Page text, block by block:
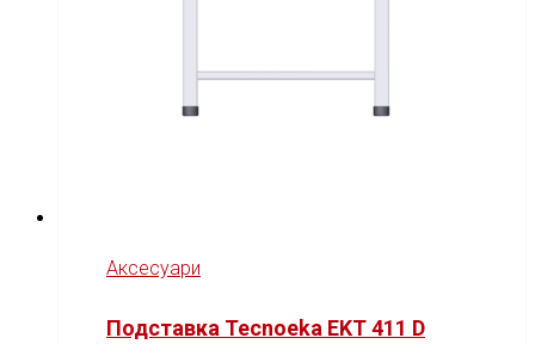
Аксесуари
Подставка Tecnoeka EKT 411 D